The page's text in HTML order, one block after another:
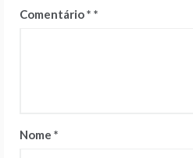
Comentário*
Nome *